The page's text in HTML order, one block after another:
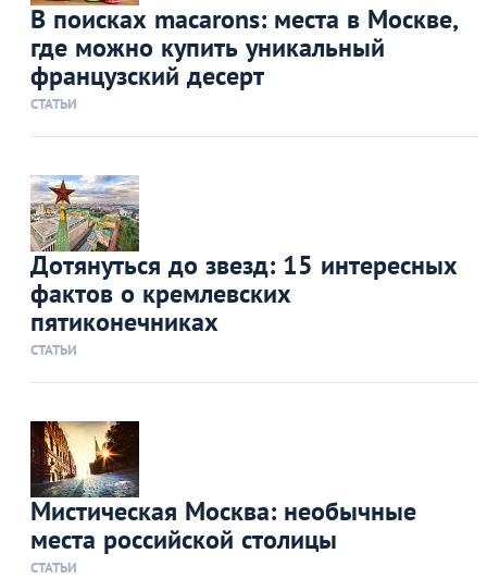
В поисках macarons: места в Москве,
где можно купить уникальный
французский десерт
СТАТЬИ
Дотянуться до звезд: 15 интересных
фактов о кремлевских
пятиконечниках
СТАТЬИ
Мистическая Москва: необычные
места российской столицы
СТАТЬИ